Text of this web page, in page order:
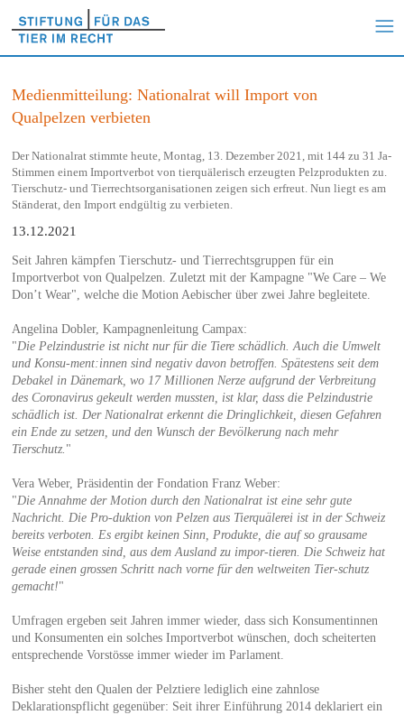
Medienmitteilung: Nationalrat will Import von
Qualpelzen verbieten
Der Nationalrat stimmte heute, Montag, 13. Dezember 2021, mit 144 zu 31 Ja-
Stimmen einem Importverbot von tierquälerisch erzeugten Pelzprodukten zu.
Tierschutz- und Tierrechtsorganisationen zeigen sich erfreut. Nun liegt es am
Ständerat, den Import endgültig zu verbieten.
13.12.2021
Seit Jahren kämpfen Tierschutz- und Tierrechtsgruppen für ein
Importverbot von Qualpelzen. Zuletzt mit der Kampagne "We Care – We
Don’t Wear", welche die Motion Aebischer über zwei Jahre begleitete.
Angelina Dobler, Kampagnenleitung Campax:
"Die Pelzindustrie ist nicht nur für die Tiere schädlich. Auch die Umwelt
und Konsu-ment:innen sind negativ davon betroffen. Spätestens seit dem
Debakel in Dänemark, wo 17 Millionen Nerze aufgrund der Verbreitung
des Coronavirus gekeult werden mussten, ist klar, dass die Pelzindustrie
schädlich ist. Der Nationalrat erkennt die Dringlichkeit, diesen Gefahren
ein Ende zu setzen, und den Wunsch der Bevölkerung nach mehr
Tierschutz. "
Vera Weber, Präsidentin der Fondation Franz Weber:
"Die Annahme der Motion durch den Nationalrat ist eine sehr gute
Nachricht. Die Pro-duktion von Pelzen aus Tierquälerei ist in der Schweiz
bereits verboten. Es ergibt keinen Sinn, Produkte, die auf so grausame
Weise entstanden sind, aus dem Ausland zu impor-tieren. Die Schweiz hat
gerade einen grossen Schritt nach vorne für den weltweiten Tier-schutz
gemacht!"
Umfragen ergeben seit Jahren immer wieder, dass sich Konsumentinnen
und Konsumenten ein solches Importverbot wünschen, doch scheiterten
entsprechende Vorstösse immer wieder im Parlament.
Bisher steht den Qualen der Pelztiere lediglich eine zahnlose
Deklarationspflicht gegenüber: Seit ihrer Einführung 2014 deklariert ein